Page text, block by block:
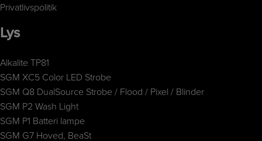
Privatlivspolitik
Lys
Alkalite TP81
SGM XC5 Color LED Strobe
SGM Q8 DualSource Strobe / Flood / Pixel / Blinder
SGM P2 Wash Light
SGM P1 Batteri lampe
SGM G7 Hoved, BeaSt